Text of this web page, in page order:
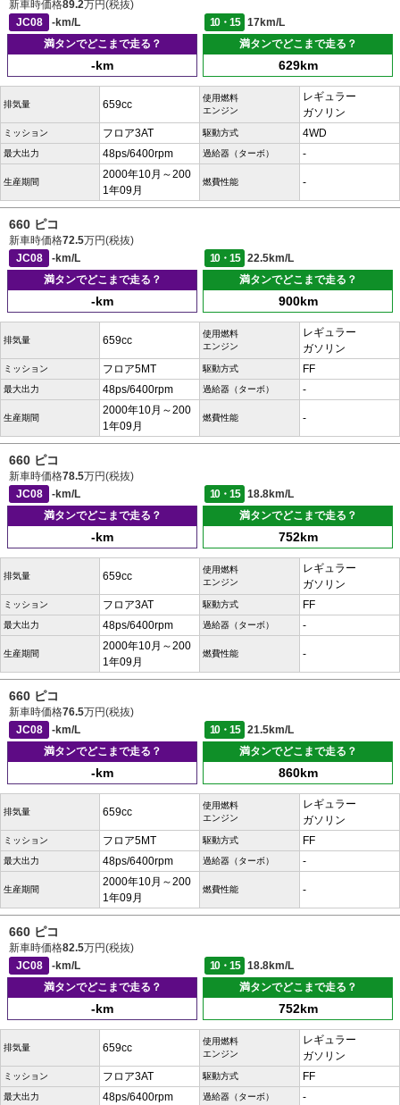
新車時価格89.2万円(税抜)
JC08
-km/L 10・15
17km/L
満タンでどこまで走る？
-km
満タンでどこまで走る？
629km
排気量 659cc
使用燃料
エンジン
レギュラー
ガソリン
ミッション フロア3AT 駆動方式 4WD
最大出力 48ps/6400rpm 過給器（ターボ） -
生産期間
2000年10月～200
1年09月
燃費性能 -
660 ピコ
新車時価格72.5万円(税抜)
JC08
-km/L 10・15
22.5km/L
満タンでどこまで走る？
-km
満タンでどこまで走る？
900km
排気量 659cc
使用燃料
エンジン
レギュラー
ガソリン
ミッション フロア5MT 駆動方式 FF
最大出力 48ps/6400rpm 過給器（ターボ） -
生産期間
2000年10月～200
1年09月
燃費性能 -
660 ピコ
新車時価格78.5万円(税抜)
JC08
-km/L 10・15
18.8km/L
満タンでどこまで走る？
-km
満タンでどこまで走る？
752km
排気量 659cc
使用燃料
エンジン
レギュラー
ガソリン
ミッション フロア3AT 駆動方式 FF
最大出力 48ps/6400rpm 過給器（ターボ） -
生産期間
2000年10月～200
1年09月
燃費性能 -
660 ピコ
新車時価格76.5万円(税抜)
JC08
-km/L 10・15
21.5km/L
満タンでどこまで走る？
-km
満タンでどこまで走る？
860km
排気量 659cc
使用燃料
エンジン
レギュラー
ガソリン
ミッション フロア5MT 駆動方式 FF
最大出力 48ps/6400rpm 過給器（ターボ） -
生産期間
2000年10月～200
1年09月
燃費性能 -
660 ピコ
新車時価格82.5万円(税抜)
JC08
-km/L 10・15
18.8km/L
満タンでどこまで走る？
-km
満タンでどこまで走る？
752km
排気量 659cc
使用燃料
エンジン
レギュラー
ガソリン
ミッション フロア3AT 駆動方式 FF
最大出力 48ps/6400rpm 過給器（ターボ） -